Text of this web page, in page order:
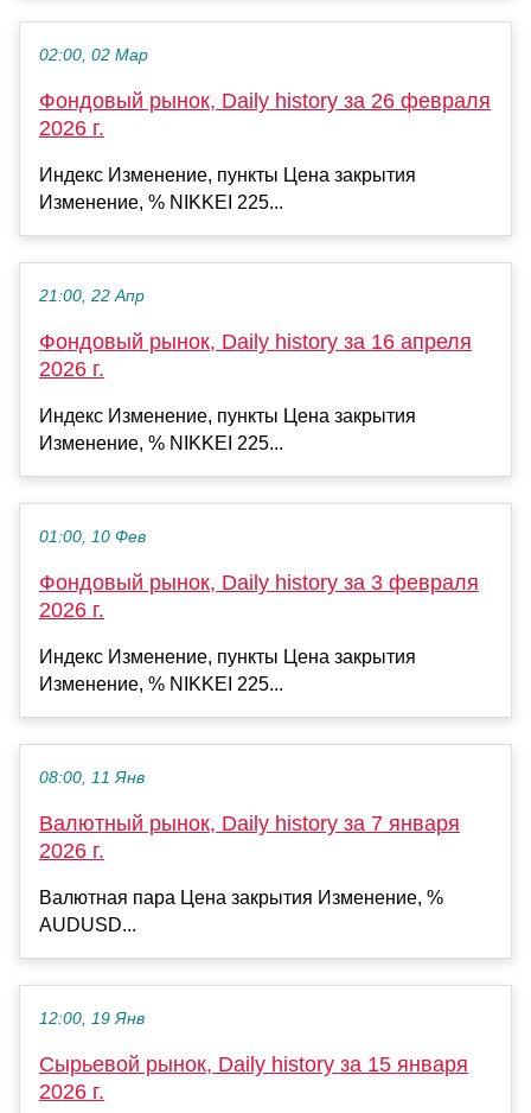
02:00, 02 Мар
Фондовый рынок, Daily history за 26 февраля
2026 г.
Индекс Изменение, пункты Цена закрытия
Изменение, % NIKKEI 225...
21:00, 22 Апр
Фондовый рынок, Daily history за 16 апреля
2026 г.
Индекс Изменение, пункты Цена закрытия
Изменение, % NIKKEI 225...
01:00, 10 Фев
Фондовый рынок, Daily history за 3 февраля
2026 г.
Индекс Изменение, пункты Цена закрытия
Изменение, % NIKKEI 225...
08:00, 11 Янв
Валютный рынок, Daily history за 7 января
2026 г.
Валютная пара Цена закрытия Изменение, %
AUDUSD...
12:00, 19 Янв
Сырьевой рынок, Daily history за 15 января
2026 г.